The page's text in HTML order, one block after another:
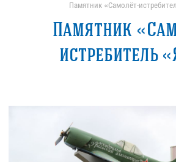
Памятник «Самолёт-
Памятник
истребитель